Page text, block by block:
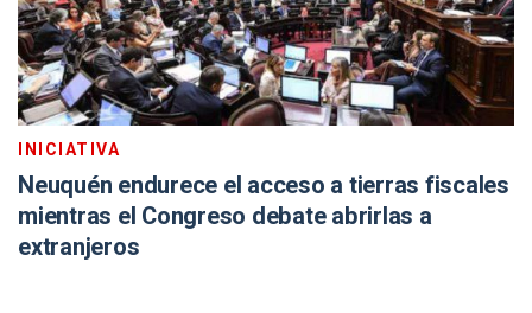
INICIATIVA
Neuquén endurece el acceso a tierras fiscales
mientras el Congreso debate abrirlas a
extranjeros